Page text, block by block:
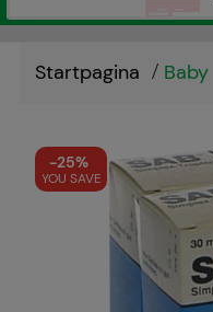
Startpagina Baby
-25%
YOU SAVE